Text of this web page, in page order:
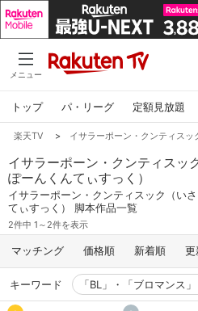
メニュー
トップ パ・リーグ 定額見放題
楽天TV > イサラーポーン・クンティスッ
イサラーポーン・クンティスッ
ぽーんくんてぃすっく）
イサラーポーン・クンティスック（い
てぃすっく） 脚本作品一覧
2件中 1～2件を表示
マッチング 価格順 新着順 更
キーワード 「BL」・「ブロマンス